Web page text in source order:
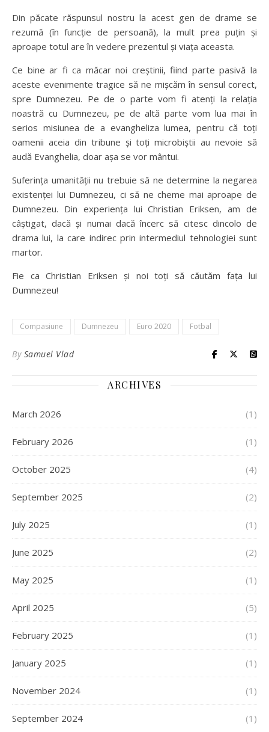
Din păcate răspunsul nostru la acest gen de drame se
rezumă (în funcție de persoană), la mult prea puțin și
aproape totul are în vedere prezentul și viața aceasta.
Ce bine ar fi ca măcar noi creștinii, fiind parte pasivă la
aceste evenimente tragice să ne mișcăm în sensul corect,
spre Dumnezeu. Pe de o parte vom fi atenți la relația
noastră cu Dumnezeu, pe de altă parte vom lua mai în
serios misiunea de a evangheliza lumea, pentru că toți
oamenii aceia din tribune și toți microbiștii au nevoie să
audă Evanghelia, doar așa se vor mântui.
Suferința umanității nu trebuie să ne determine la negarea
existenței lui Dumnezeu, ci să ne cheme mai aproape de
Dumnezeu. Din experiența lui Christian Eriksen, am de
câștigat, dacă și numai dacă încerc să citesc dincolo de
drama lui, la care indirec prin intermediul tehnologiei sunt
martor.
Fie ca Christian Eriksen și noi toți să căutăm fața lui
Dumnezeu!
Compasiune Dumnezeu Euro 2020 Fotbal
By Samuel Vlad
ARCHIVES
March 2026 (1)
February 2026 (1)
October 2025 (4)
September 2025 (2)
July 2025 (1)
June 2025 (2)
May 2025 (1)
April 2025 (5)
February 2025 (1)
January 2025 (1)
November 2024 (1)
September 2024 (1)